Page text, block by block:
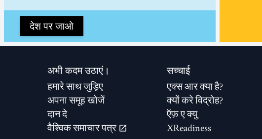
देश पर जाओ
अभी कदम उठाएं।
हमारे साथ जुड़िए
अपना समूह खोजें
दान दे
वैश्विक समाचार पत्र
सच्चाई
एक्स आर क्या है?
क्यों करे विद्रोह?
ऍफ़ ए क्यु
XReadiness